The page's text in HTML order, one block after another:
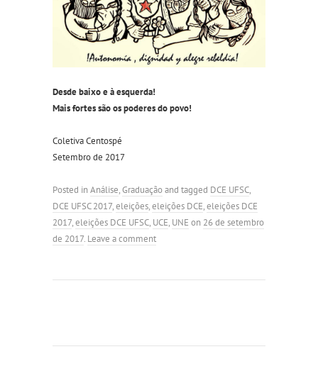
Desde baixo e à esquerda!
Mais fortes são os poderes do povo!
Coletiva Centospé
Setembro de 2017
Posted inAnálise,Graduaçãoand tagged DCE UFSC,
DCE UFSC 2017,eleições,eleições DCE,eleições DCE
2017,eleições DCE UFSC, UCE, UNE on 26 de setembro
de 2017. Leave a comment